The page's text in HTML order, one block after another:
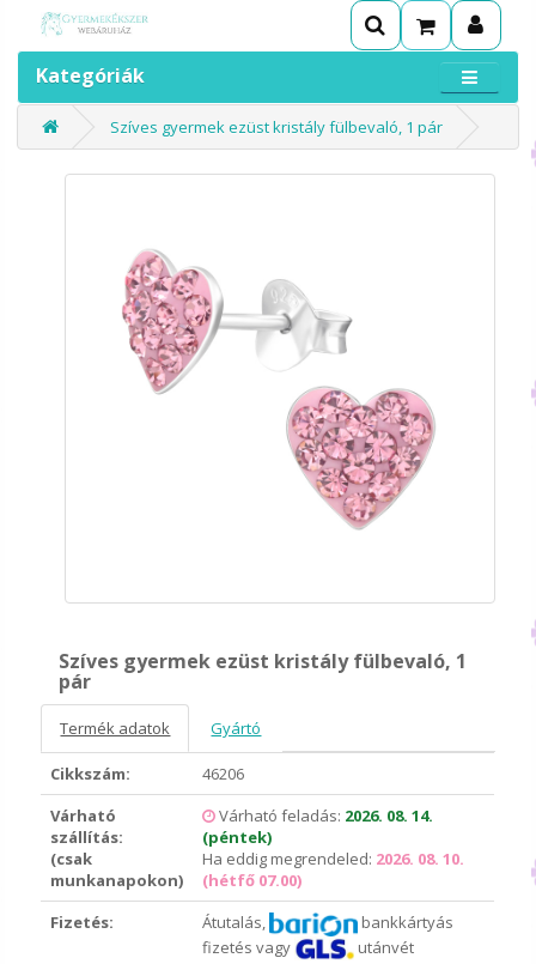
Kategóriák
Szíves gyermek ezüst kristály fülbevaló, 1 pár
Szíves gyermek ezüst kristály fülbevaló, 1
pár
Termék adatok Gyártó
Cikkszám:
46206
Várható
szállítás:
(csak
munkanapokon)
Várható feladás: 2026. 08. 14.
(péntek)
Ha eddig megrendeled: 2026. 08. 10.
(hétfő 07.00)
Fizetés:
Átutalás,
bankkártyás
fizetés vagy
utánvét